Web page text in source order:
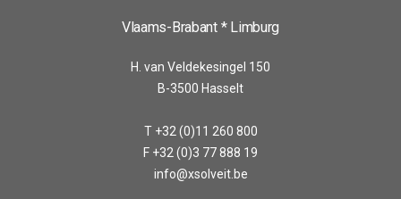
Vlaams-Brabant * Limburg
H. van Veldekesingel 150
B-3500 Hasselt
T +32 (0)11 260 800
F +32 (0)3 77 888 19
info@xsolveit.be